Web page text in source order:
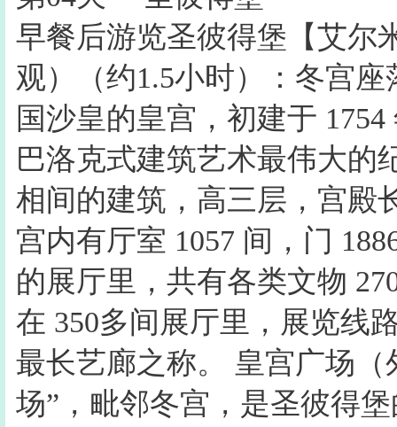
早餐后游览圣彼得堡【艾尔
观）（约1.5小时）：冬宫
国沙皇的皇宫，初建于
巴洛克式建筑艺术最伟大的
相间的建筑，高三层，宫殿
宫内有厅室 1057 间，门
的展厅里，共有各类文物
在 350多间展厅里，展览线
最长艺廊之称。 皇宫广场
场”，毗邻冬宫，是圣彼得